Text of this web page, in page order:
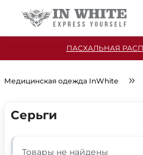
ПАСХАЛЬНАЯ
Медицинская одежда InWhite
Серьги
Товары не найдены